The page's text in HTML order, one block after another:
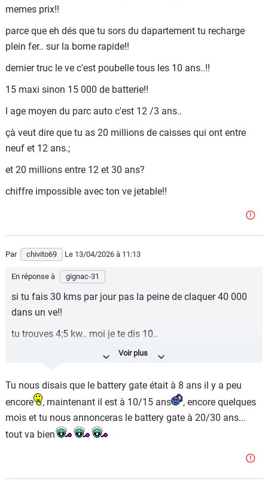
memes prix!!
parce que eh dés que tu sors du dapartement tu recharge
plein fer.. sur la borne rapide!!
dernier truc le ve c'est poubelle tous les 10 ans..!!
15 maxi sinon 15 000 de batterie!!
l age moyen du parc auto c'est 12 /3 ans..
çà veut dire que tu as 20 millions de caisses qui ont entre
neuf et 12 ans.;
et 20 millions entre 12 et 30 ans?
chiffre impossible avec ton ve jetable!!
Par chivito69 Le 13/04/2026 à 11:13
En réponse à gignac-31
si tu fais 30 kms par jour pas la peine de claquer 40 000
dans un ve!!
tu trouves 4;5 kw.. moi je te dis 10..
mes chiffres sont réalistes!!
ve..
mais d'ici 5 ans çà sera que 2 fois moins cher..
pour le gars qui roule au rouge.. ethanol gpl etc.. c'est les
Tu nous disais que le battery gate était à 8 ans il y a peu
encore
, maintenant il est à 10/15 ans
, encore quelques
mois et tu nous annonceras le battery gate à 20/30 ans...
tout va bien